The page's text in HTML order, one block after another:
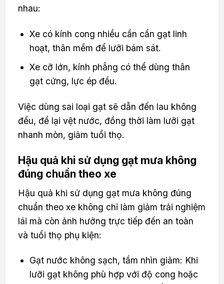
nhau:
Xe có kính cong nhiều cần cần gạt linh
hoạt, thân mềm để lưỡi bám sát.
Xe cỡ lớn, kính phẳng có thể dùng thân
gạt cứng, lực ép đều.
Việc dùng sai loại gạt sẽ dẫn đến lau không
đều, để lại vệt nước, đồng thời làm lưỡi gạt
nhanh mòn, giảm tuổi thọ.
Hậu quả khi sử dụng gạt mưa không
đúng chuẩn theo xe
Hậu quả khi sử dụng gạt mưa không đúng
chuẩn theo xe không chỉ làm giảm trải nghiệm
lái mà còn ảnh hưởng trực tiếp đến an toàn
và tuổi thọ phụ kiện:
Gạt nước không sạch, tầm nhìn giảm: Khi
lưỡi gạt không phù hợp với độ cong hoặc